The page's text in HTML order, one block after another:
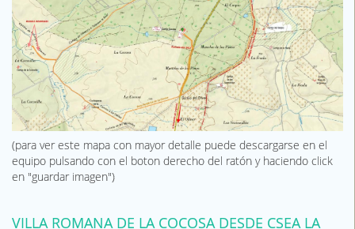
(para ver este mapa con mayor detalle puede descargarse en el
equipo pulsando con el boton derecho del ratón y haciendo click
en "guardar imagen")
VILLA ROMANA DE LA COCOSA DESDE CSEA LA